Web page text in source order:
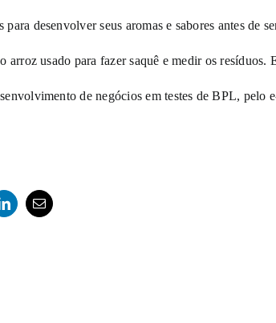
desenvolver seus aromas e sabores antes de
usado para fazer saquê e medir os resíduos.
de negócios em testes de BPL, pelo